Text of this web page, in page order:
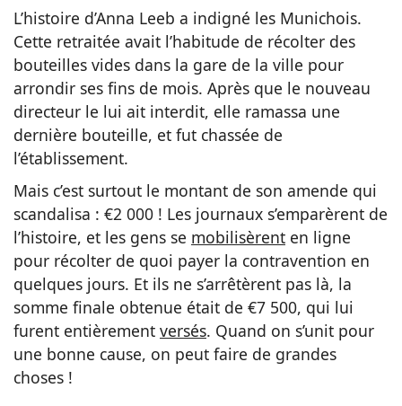
L’histoire d’Anna Leeb a indigné les Munichois.
Cette retraitée avait l’habitude de récolter des
bouteilles vides dans la gare de la ville pour
arrondir ses fins de mois. Après que le nouveau
directeur le lui ait interdit, elle ramassa une
dernière bouteille, et fut chassée de
l’établissement.
Mais c’est surtout le montant de son amende qui
scandalisa : €2 000 ! Les journaux s’emparèrent de
l’histoire, et les gens se mobilisèrent en ligne
pour récolter de quoi payer la contravention en
quelques jours. Et ils ne s’arrêtèrent pas là, la
somme finale obtenue était de €7 500, qui lui
furent entièrement versés. Quand on s’unit pour
une bonne cause, on peut faire de grandes
choses !